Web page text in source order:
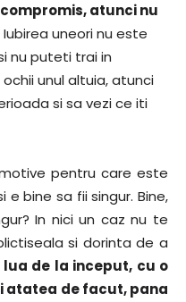
atunci nu
Iubirea uneori nu este
nu puteti trai in
unul altuia, atunci
si sa vezi ce iti
pentru care este
bine sa fii singur. Bine,
In nici un caz nu te
si dorinta de a
lua de la inceput, cu o
atatea de facut, pana